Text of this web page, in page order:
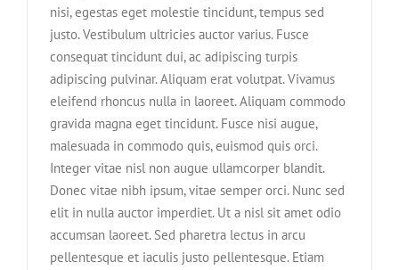
nisi, egestas eget molestie tincidunt, tempus sed
justo. Vestibulum ultricies auctor varius. Fusce
consequat tincidunt dui, ac adipiscing turpis
adipiscing pulvinar. Aliquam erat volutpat. Vivamus
eleifend rhoncus nulla in laoreet. Aliquam commodo
gravida magna eget tincidunt. Fusce nisi augue,
malesuada in commodo quis, euismod quis orci.
Integer vitae nisl non augue ullamcorper blandit.
Donec vitae nibh ipsum, vitae semper orci. Nunc sed
elit in nulla auctor imperdiet. Ut a nisl sit amet odio
accumsan laoreet. Sed pharetra lectus in arcu
pellentesque et iaculis justo pellentesque. Etiam